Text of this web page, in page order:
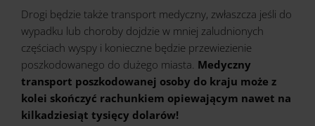
Drogi będzie także transport medyczny, zwłaszcza jeśli do
wypadku lub choroby dojdzie w mniej zaludnionych
częściach wyspy i konieczne będzie przewiezienie
poszkodowanego do dużego miasta. Medyczny
transport poszkodowanej osoby do kraju może z
kolei skończyć rachunkiem opiewającym nawet na
kilkadziesiąt tysięcy dolarów!